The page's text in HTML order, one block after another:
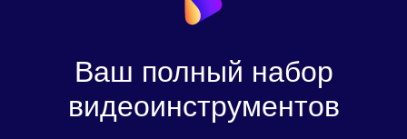
Ваш полный набор
видеоинструментов